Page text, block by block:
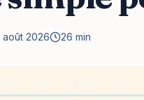
août 2026 26 min